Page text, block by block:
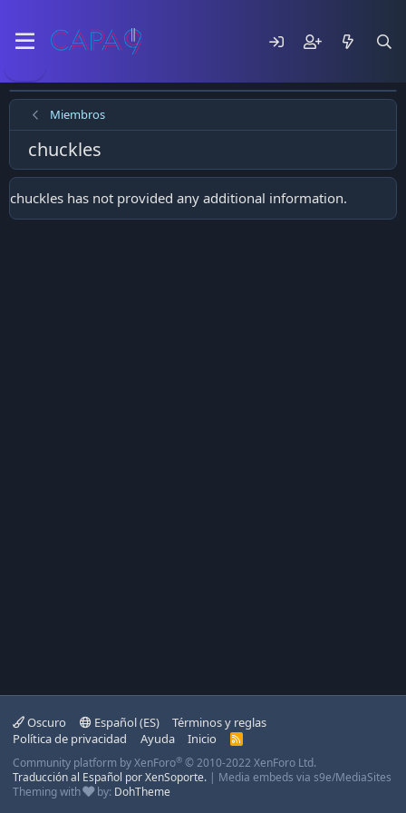
Miembros
chuckles
chuckles has not provided any additional information.
Oscuro Español (ES)
Términos y reglas
Política de privacidad
Ayuda Inicio
R
S
Community platform by XenForo® © 2010-2022 XenForo Ltd.
Traducción al Español por XenSoporte. | Media embeds via s9e/MediaSites
Theming with
by: DohTheme